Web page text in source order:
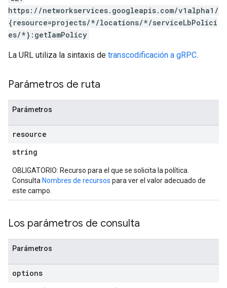
https://networkservices.googleapis.com/v1alpha1/
{resource=projects/*/locations/*/serviceLbPolici
es/*}:getIamPolicy
La URL utiliza la sintaxis de transcodificación a gRPC.
Parámetros de ruta
Parámetros
resource
string
OBLIGATORIO: Recurso para el que se solicita la política.
Consulta Nombres de recursos para ver el valor adecuado de
este campo.
Los parámetros de consulta
Parámetros
options